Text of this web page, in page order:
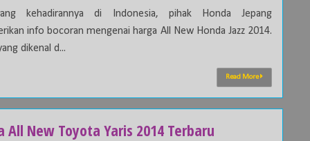
kehadirannya di Indonesia, pihak Honda Jepang
info bocoran mengenai harga All New Honda Jazz 2014.
dikenal d...
Read More
All New Toyota Yaris 2014 Terbaru